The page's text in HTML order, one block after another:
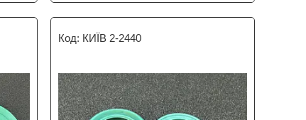
КИЇВ 2-2440